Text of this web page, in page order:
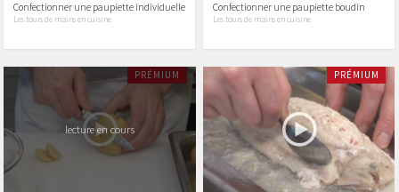
Confectionner une paupiette individuelle
Les tours de mains en cuisine
Confectionner une paupiette boudin
Les tours de mains en cuisine
PRÉMIUM
lecture en cours
PRÉMIUM